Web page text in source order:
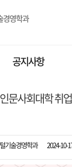
경영학과
공지사항
문사회대학 취
기술경영학과 등록일자
2024-10-